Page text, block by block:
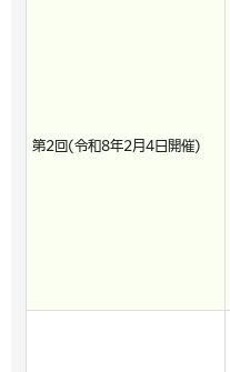
第2回(令和8年2月4日開催)